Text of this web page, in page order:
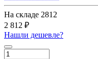
На складе 2812
2 812 ₽
Нашли дешевле?